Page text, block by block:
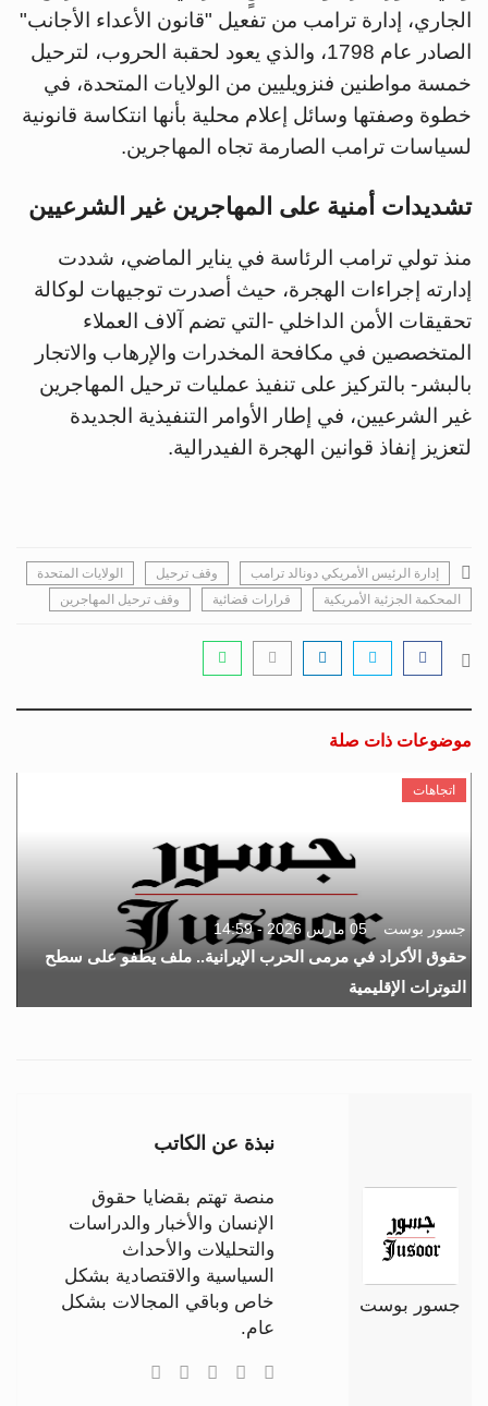
الجاري، إدارة ترامب من تفعيل "قانون الأعداء الأجانب"
الصادر عام 1798، والذي يعود لحقبة الحروب، لترحيل
خمسة مواطنين فنزويليين من الولايات المتحدة، في
خطوة وصفتها وسائل إعلام محلية بأنها انتكاسة قانونية
لسياسات ترامب الصارمة تجاه المهاجرين.
تشديدات أمنية على المهاجرين غير الشرعيين
منذ تولي ترامب الرئاسة في يناير الماضي، شددت
إدارته إجراءات الهجرة، حيث أصدرت توجيهات لوكالة
تحقيقات الأمن الداخلي -التي تضم آلاف العملاء
المتخصصين في مكافحة المخدرات والإرهاب والاتجار
بالبشر- بالتركيز على تنفيذ عمليات ترحيل المهاجرين
غير الشرعيين، في إطار الأوامر التنفيذية الجديدة
لتعزيز إنفاذ قوانين الهجرة الفيدرالية.
إدارة الرئيس الأمريكي دونالد ترامب وقف ترحيل
الولايات المتحدة
المحكمة الجزئية الأمريكية
قرارات قضائية وقف ترحيل المهاجرين
موضوعات ذات صلة
اتجاهات
جسور بوست 05 مارس 2026 - 14:59
حقوق الأكراد في مرمى الحرب الإيرانية.. ملف يطفو على سطح
التوترات الإقليمية
جسور بوست
نبذة عن الكاتب
منصة تهتم بقضايا حقوق
الإنسان والأخبار والدراسات
والتحليلات والأحداث
السياسية والاقتصادية بشكل
خاص وباقي المجالات بشكل
عام.